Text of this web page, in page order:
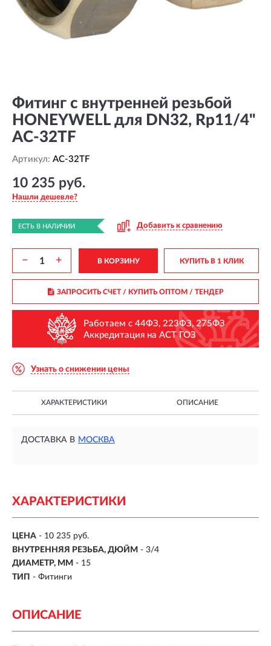
Фитинг с внутренней резьбой
HONEYWELL для DN32, Rp11/4"
AC-32TF
Артикул: AC-32TF
10 235 руб.
Нашли дешевле?
ЕСТЬ В НАЛИЧИИ Добавить к сравнению
− + В КОРЗИНУ КУПИТЬ В 1 КЛИК
ЗАПРОСИТЬ СЧЕТ / КУПИТЬ ОПТОМ/ ТЕНДЕР
Работаем с 44ФЗ, 223ФЗ, 275ФЗ
Аккредитация на АСТ ГОЗ
Узнать о снижении цены
ХАРАКТЕРИСТИКИ ОПИСАНИЕ
ДОСТАВКА В МОСКВА
ХАРАКТЕРИСТИКИ
ЦЕНА - 10 235 руб.
ВНУТРЕННЯЯ РЕЗЬБА, ДЮЙМ - 3/4
ДИАМЕТР, ММ - 15
ТИП - Фитинги
ОПИСАНИЕ